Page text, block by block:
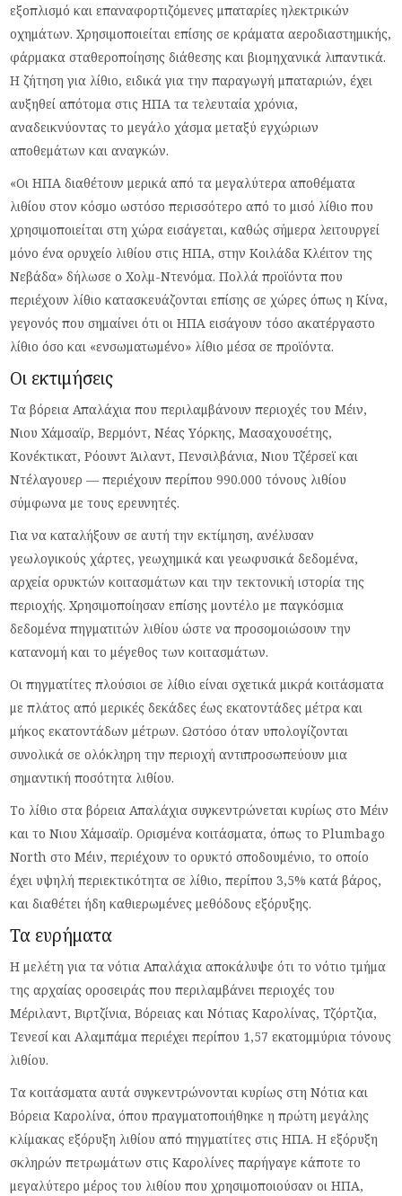
εξοπλισμό και επαναφορτιζόμενες μπαταρίες ηλεκτρικών
οχημάτων. Χρησιμοποιείται επίσης σε κράματα αεροδιαστημικής,
φάρμακα σταθεροποίησης διάθεσης και βιομηχανικά λιπαντικά.
Η ζήτηση για λίθιο, ειδικά για την παραγωγή μπαταριών, έχει
αυξηθεί απότομα στις ΗΠΑ τα τελευταία χρόνια,
αναδεικνύοντας το μεγάλο χάσμα μεταξύ εγχώριων
αποθεμάτων και αναγκών.
«Οι ΗΠΑ διαθέτουν μερικά από τα μεγαλύτερα αποθέματα
λιθίου στον κόσμο ωστόσο περισσότερο από το μισό λίθιο που
χρησιμοποιείται στη χώρα εισάγεται, καθώς σήμερα λειτουργεί
μόνο ένα ορυχείο λιθίου στις ΗΠΑ, στην Κοιλάδα Κλέιτον της
Νεβάδα» δήλωσε ο Χολμ-Ντενόμα. Πολλά προϊόντα που
περιέχουν λίθιο κατασκευάζονται επίσης σε χώρες όπως η Κίνα,
γεγονός που σημαίνει ότι οι ΗΠΑ εισάγουν τόσο ακατέργαστο
λίθιο όσο και «ενσωματωμένο» λίθιο μέσα σε προϊόντα.
Οι εκτιμήσεις
Τα βόρεια Απαλάχια που περιλαμβάνουν περιοχές του Μέιν,
Νιου Χάμσαϊρ, Βερμόντ, Νέας Υόρκης, Μασαχουσέτης,
Κονέκτικατ, Ρόουντ Άιλαντ, Πενσιλβάνια, Νιου Τζέρσεϊ και
Ντέλαγουερ — περιέχουν περίπου 990.000 τόνους λιθίου
σύμφωνα με τους ερευνητές.
Για να καταλήξουν σε αυτή την εκτίμηση, ανέλυσαν
γεωλογικούς χάρτες, γεωχημικά και γεωφυσικά δεδομένα,
αρχεία ορυκτών κοιτασμάτων και την τεκτονική ιστορία της
περιοχής. Χρησιμοποίησαν επίσης μοντέλο με παγκόσμια
δεδομένα πηγματιτών λιθίου ώστε να προσομοιώσουν την
κατανομή και το μέγεθος των κοιτασμάτων.
Οι πηγματίτες πλούσιοι σε λίθιο είναι σχετικά μικρά κοιτάσματα
με πλάτος από μερικές δεκάδες έως εκατοντάδες μέτρα και
μήκος εκατοντάδων μέτρων. Ωστόσο όταν υπολογίζονται
συνολικά σε ολόκληρη την περιοχή αντιπροσωπεύουν μια
σημαντική ποσότητα λιθίου.
Το λίθιο στα βόρεια Απαλάχια συγκεντρώνεται κυρίως στο Μέιν
και το Νιου Χάμσαϊρ. Ορισμένα κοιτάσματα, όπως το Plumbago
North στο Μέιν, περιέχουν το ορυκτό σποδουμένιο, το οποίο
έχει υψηλή περιεκτικότητα σε λίθιο, περίπου 3,5% κατά βάρος,
και διαθέτει ήδη καθιερωμένες μεθόδους εξόρυξης.
Τα ευρήματα
Η μελέτη για τα νότια Απαλάχια αποκάλυψε ότι το νότιο τμήμα
της αρχαίας οροσειράς που περιλαμβάνει περιοχές του
Μέριλαντ, Βιρτζίνια, Βόρειας και Νότιας Καρολίνας, Τζόρτζια,
Τενεσί και Αλαμπάμα περιέχει περίπου 1,57 εκατομμύρια τόνους
λιθίου.
Τα κοιτάσματα αυτά συγκεντρώνονται κυρίως στη Νότια και
Βόρεια Καρολίνα, όπου πραγματοποιήθηκε η πρώτη μεγάλης
κλίμακας εξόρυξη λιθίου από πηγματίτες στις ΗΠΑ. Η εξόρυξη
σκληρών πετρωμάτων στις Καρολίνες παρήγαγε κάποτε το
μεγαλύτερο μέρος του λιθίου που χρησιμοποιούσαν οι ΗΠΑ,